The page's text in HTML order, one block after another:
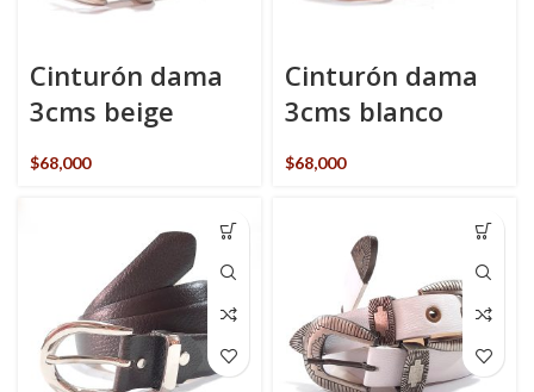
Cinturón dama
3cms beige
$68,000
Cinturón dama
3cms blanco
$68,000